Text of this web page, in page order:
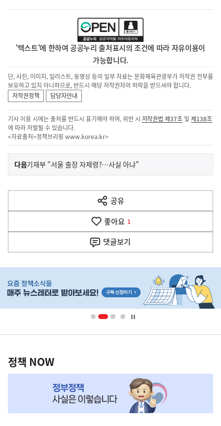
'텍스트'에 한하여 공공누리 출처표시의 조건에 따라 자유이용이
가능합니다.
단, 사진, 이미지, 일러스트, 동영상 등의 일부 자료는 문화체육관광부가 저작권 전부를
보유하고 있지 아니하므로, 반드시 해당 저작권자의 허락을 받으셔야 합니다.
저작권정책
담당자안내
기사 이용 시에는 출처를 반드시 표기해야 하며, 위반 시 저작권법 제37조 및제138조
에 따라 처벌될 수 있습니다.
<자료출처=정책브리핑 www.korea.kr>
이
전
다
음
다음기
기재부 "서울 출장 자제령?…사실 아냐"
공유
열
기
좋아요 1
댓글보기
단
배
영
책
NOW,
정책 NOW